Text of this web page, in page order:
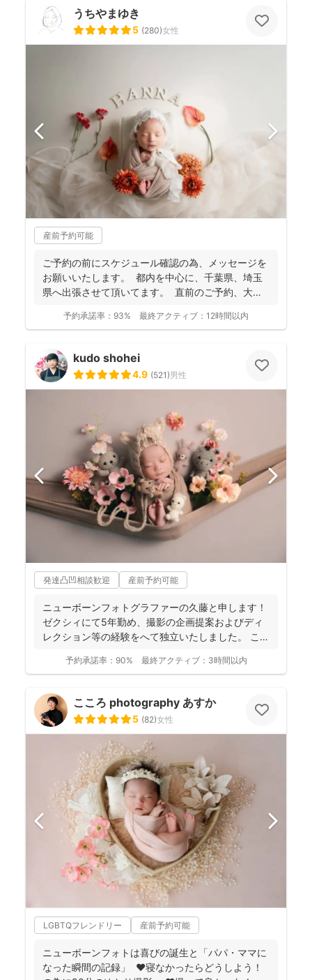
うちやまゆき
5 (280)女性
産前予約可能
ご予約の前にスケジュール確認の為、 メッセージを
お願いいたします。 都内を中心に、千葉県、埼玉
県へ出張させて頂いてます。 直前のご予約、大歓
予約承諾率： 93% 最終アクティブ： 12時間以内
kudo shohei
4.9 (521)男性
発達凸凹相談歓迎 産前予約可能
ニューボーンフォトグラファーの久藤と申します！
ゼクシィにて5年勤め、撮影の企画提案およびディ
レクション等の経験をへて独立いたしました。 これ
予約承諾率： 90% 最終アクティブ： 3時間以内
こころ photography あすか
5 (82)女性
LGBTQフレンドリー 産前予約可能
ニューボーンフォトは喜びの誕生と「パパ・ママに
なった瞬間の記録」 ❤️寝なかったらどうしよう！